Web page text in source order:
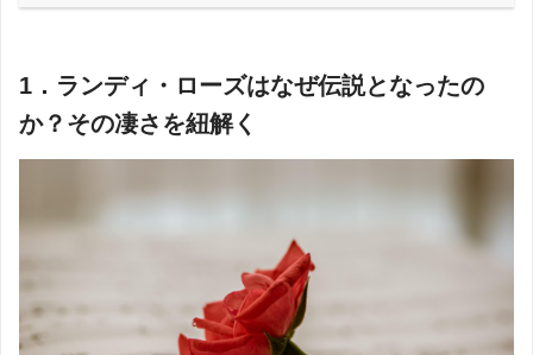
1．ランディ・ローズはなぜ伝説となったの
か？その凄さを紐解く